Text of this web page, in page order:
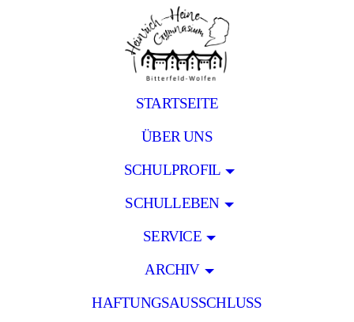
STARTSEITE
ÜBER UNS
SCHULPROFIL
SCHULLEBEN
SERVICE
ARCHIV
HAFTUNGSAUSSCHLUSS